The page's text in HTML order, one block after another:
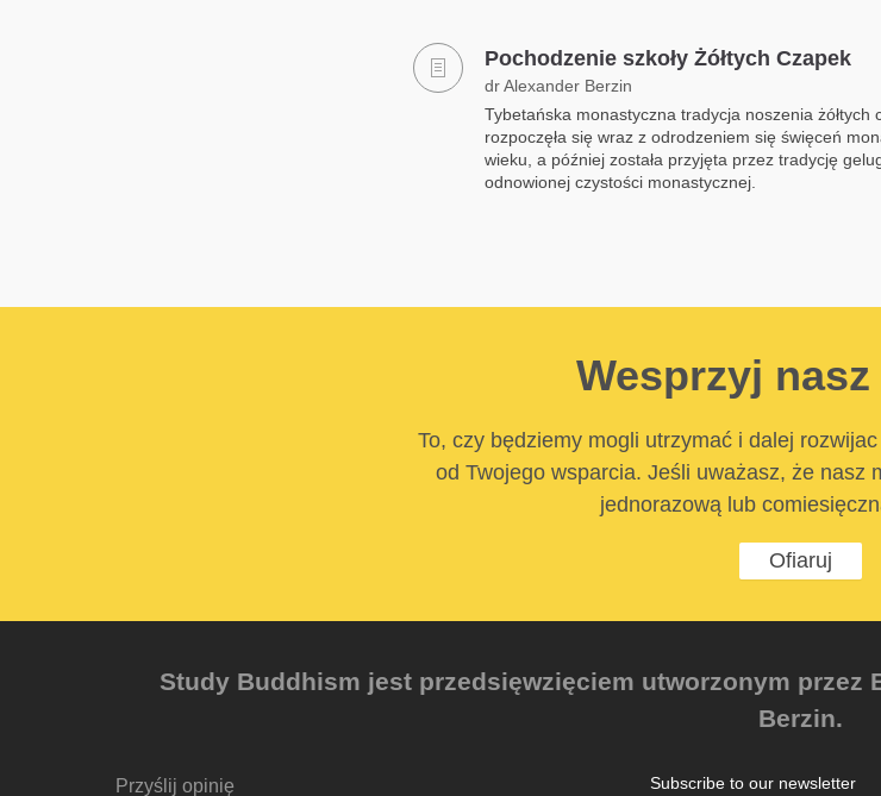
Pochodzenie szkoły Żółtych Czapek
dr Alexander Berzin
Tybetańska monastyczna tradycja noszenia żółtych
rozpoczęła się wraz z odrodzeniem się święceń
wieku, a później została przyjęta przez tradycję
odnowionej czystości monastycznej.
Wesprzyj
To, czy będziemy mogli utrzymać i dalej
od Twojego wsparcia. Jeśli uważasz, że nasz
jednorazową lub
Ofiaruj
Study Buddhism jest przedsięwzięciem utworzonym przez
Berzin.
Przyślij opinię Subscribe to our newsletter